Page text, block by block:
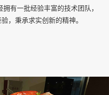
有一批经验丰富的技术团队，
，秉承求实创新的精神。